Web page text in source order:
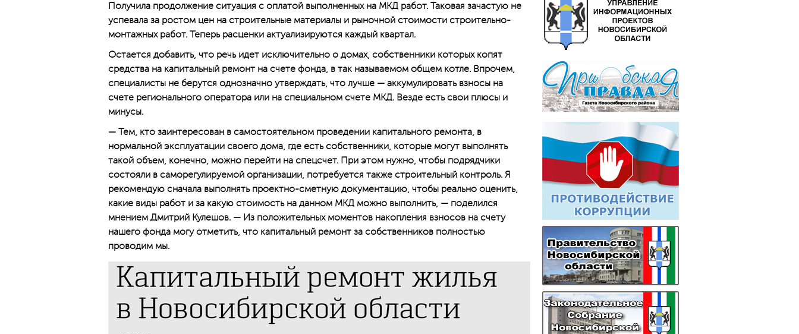
Получила продолжение ситуация с оплатой выполненных на МКД работ. Таковая зачастую не
успевала за ростом цен на строительные материалы и рыночной стоимости строительно-
монтажных работ. Теперь расценки актуализируются каждый квартал.
Остается добавить, что речь идет исключительно о домах, собственники которых копят
средства на капитальный ремонт на счете фонда, в так называемом общем котле. Впрочем,
специалисты не берутся однозначно утверждать, что лучше — аккумулировать взносы на
счете регионального оператора или на специальном счете МКД. Везде есть свои плюсы и
минусы.
— Тем, кто заинтересован в самостоятельном проведении капитального ремонта, в
нормальной эксплуатации своего дома, где есть собственники, которые могут выполнять
такой объем, конечно, можно перейти на спецсчет. При этом нужно, чтобы подрядчики
состояли в саморегулируемой организации, потребуется также строительный контроль. Я
рекомендую сначала выполнять проектно-сметную документацию, чтобы реально оценить,
какие виды работ и за какую стоимость на данном МКД можно выполнить, — поделился
мнением Дмитрий Кулешов. — Из положительных моментов накопления взносов на счету
нашего фонда могу отметить, что капитальный ремонт за собственников полностью
проводим мы.